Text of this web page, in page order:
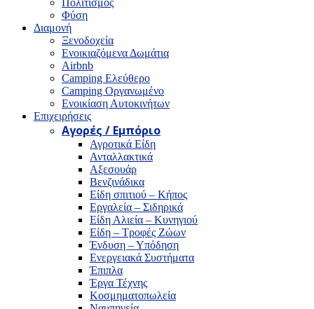
Πολιτισμός
Φύση
Διαμονή
Ξενοδοχεία
Ενοικιαζόμενα Δωμάτια
Airbnb
Camping Ελεύθερο
Camping Οργανωμένο
Ενοικίαση Αυτοκινήτων
Επιχειρήσεις
Αγορές / Εμπόριο
Αγροτικά Είδη
Ανταλλακτικά
Αξεσουάρ
Βενζινάδικα
Είδη σπιτιού – Κήπος
Εργαλεία – Σιδηρικά
Είδη Αλιεία – Κυνηγιού
Είδη – Τροφές Ζώων
Ένδυση – Υπόδηση
Ενεργειακά Συστήματα
Έπιπλα
Έργα Τέχνης
Κοσμηματοπωλεία